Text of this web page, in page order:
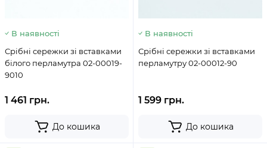
В наявності
Срібні сережки зі вставками
білого перламутра 02-00019-
9010
1 461 грн.
До кошика
В наявності
Срібні сережки зі вставками
перламутру 02-00012-90
1 599 грн.
До кошика